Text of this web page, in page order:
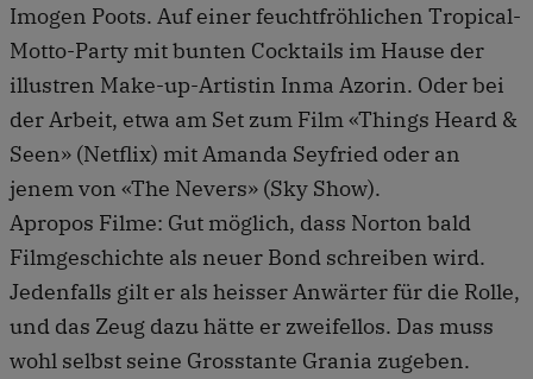
Imogen Poots. Auf einer feuchtfröhlichen Tropical-
Motto-Party mit bunten Cocktails im Hause der
illustren Make-up-Artistin Inma Azorin. Oder bei
der Arbeit, etwa am Set zum Film «Things Heard &
Seen» (Netflix) mit Amanda Seyfried oder an
jenem von «The Nevers» (Sky Show).
Apropos Filme: Gut möglich, dass Norton bald
Filmgeschichte als neuer Bond schreiben wird.
Jedenfalls gilt er als heisser Anwärter für die Rolle,
und das Zeug dazu hätte er zweifellos. Das muss
wohl selbst seine Grosstante Grania zugeben.